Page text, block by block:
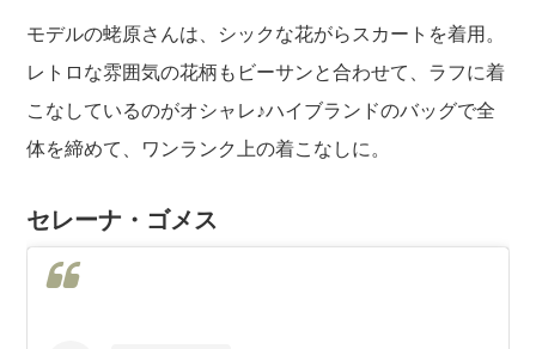
モデルの蛯原さんは、シックな花がらスカートを着用。
レトロな雰囲気の花柄もビーサンと合わせて、ラフに着
こなしているのがオシャレ♪ハイブランドのバッグで全
体を締めて、ワンランク上の着こなしに。
セレーナ・ゴメス